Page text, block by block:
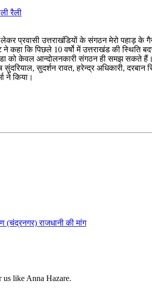
रैली
प्रवासी उत्तराखंडियों के संगठन मेरो पहाड़ के
कहा कि पिछले 10 वर्षो में उत्तराखंड की स्थिति
को केवल आन्दोलनकारी संगठन ही समझ सकते
सुदर्शन रावत, हरेन्द्र अधिकारी,
ने किया।
राजधानी की मांग
us like Anna Hazare.